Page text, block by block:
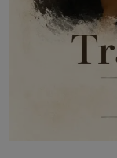
Event